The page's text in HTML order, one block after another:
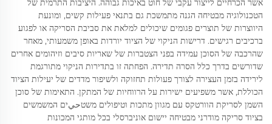
אשר הכרחיים לייצור עקבי של חוט באיכות גבוהה. היציבות התרמית של
הטכנולוגיה מבטיחה הגנה מתמשכת גם בתנאי פעילות קשים, ומונעת
היווצרות של תוצרים פגומים שיכולים למלאת את סביבת הסריקה או לפגוע
ברכיבים רגישים. דרישות הניקוי של הציוד יורדות באופן משמעותי, מאחר
שהרכבה של הסוכן עמידה בפני הצטברות של שאריות סיבים וזיהומים אחרים
שדורשים בדרך כלל הסרה תדירה. הפחתה זו בתדירות הניקוי מתורגמת
לירידה בזמן העצירה לצורך פעולות תחזוקה ולשיפור מדדים של יעילות הציוד
הכוללת, אשר משפיעים ישירות על הרווחיות של המתקן. התאימות של סוכן
השמן לסריקת הוורטקס עם מגוון מתכות וטיפולים משטحيים המשמשים
בציוד סריקה מודרני מבטיחה יישום אוניברסלי בכל מותגי המכונות